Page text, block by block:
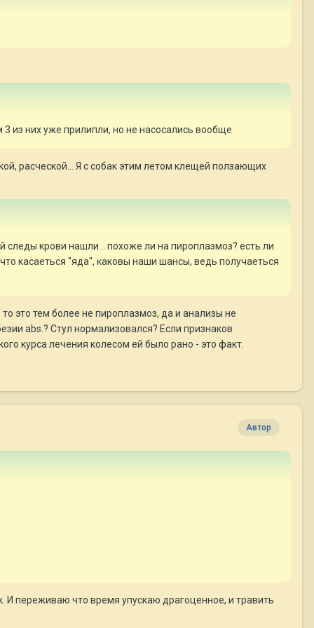
из них уже прилипли, но не насосались вообще
расческой... Я с собак этим летом клещей ползающих
следы крови нашли... похоже ли на пироплазмоз? есть ли
касаеться "яда", каковы наши шансы, ведь получаеться
это тем более не пироплазмоз, да и анализы не
abs.? Стул нормализовался? Если признаков
курса лечения колесом ей было рано - это факт.
Автор
И переживаю что время упускаю драгоценное, и травить